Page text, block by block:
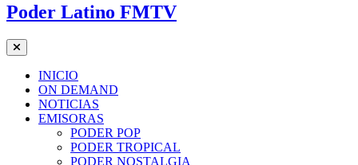
Poder Latino FMTV
INICIO
ON DEMAND
NOTICIAS
EMISORAS
PODER POP
PODER TROPICAL
PODER NOSTALGIA